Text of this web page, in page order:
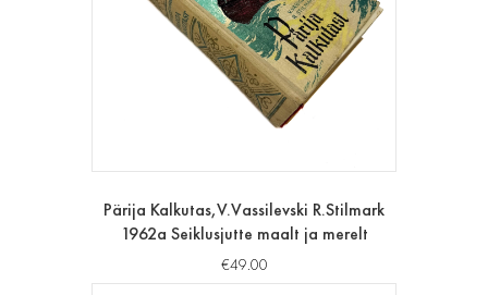
Pärija Kalkutas,V.Vassilevski R.Stilmark
1962a Seiklusjutte maalt ja merelt
€49.00